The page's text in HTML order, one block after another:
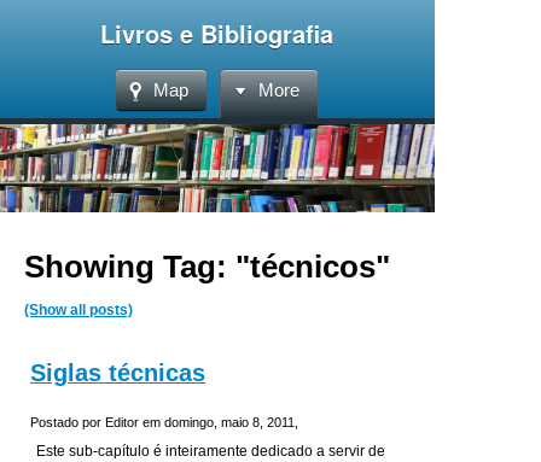
Livros e Bibliografia
Map More
Showing Tag: "técnicos"
(Show all posts)
Siglas técnicas
Postado por Editor em domingo, maio 8, 2011,
Este sub-capítulo é inteiramente dedicado a servir de